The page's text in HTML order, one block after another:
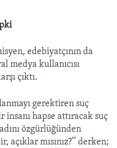
edebiyatçının da
medya kullanıcısı
çıktı.
gerektiren suç
hapse attıracak suç
özgürlüğünden
mısınız?’’ derken;